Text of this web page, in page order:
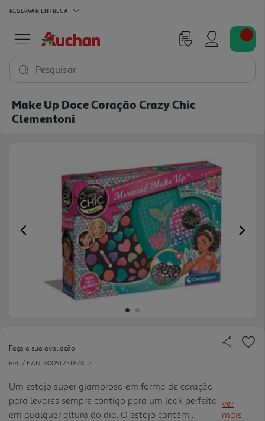
RESERVAR ENTREGA
Pesquisar
Make Up Doce Coração Crazy Chic
Clementoni
Previous
Faça a sua avaliação
Ref. / EAN: 8005125187812
Um estojo super glamoroso em forma de coração
para levares sempre contigo para um look perfeito
em qualquer altura do dia. O estojo contém
ver
mais